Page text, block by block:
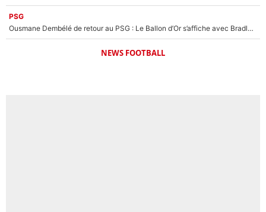
PSG
Ousmane Dembélé de retour au PSG : Le Ballon d’Or s’affiche avec Bradley Barcola en plein cœur du feuilleton sur son départ !
NEWS FOOTBALL